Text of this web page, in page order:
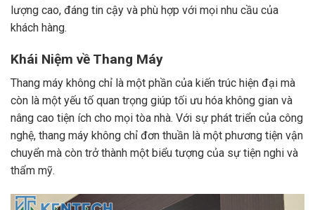
lượng cao, đáng tin cậy và phù hợp với mọi nhu cầu của
khách hàng.
Khái Niệm về Thang Máy
Thang máy không chỉ là một phần của kiến trúc hiện đại mà
còn là một yếu tố quan trọng giúp tối ưu hóa không gian và
nâng cao tiện ích cho mọi tòa nhà. Với sự phát triển của công
nghệ, thang máy không chỉ đơn thuần là một phương tiện vận
chuyển mà còn trở thành một biểu tượng của sự tiện nghi và
thẩm mỹ.